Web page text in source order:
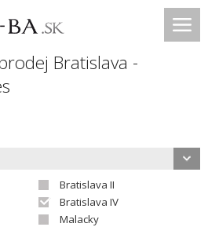
Bratislava -
Bratislava II
Bratislava IV
Malacky